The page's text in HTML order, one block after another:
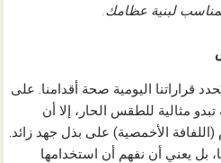
لبنية عظامك.
قراراتنا اليومية صحة أقدامنا. على
مثالية للطقس الحار، إلا أن
الأخمصية) على بذل جهد زائد.
بل يعني أن نفهم أن استخدامها